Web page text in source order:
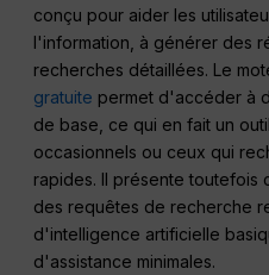
conçu pour aider les
l'information, à générer des
recherches détaillées. Le
gratuite permet d'accéder à
de base, ce qui en fait un
occasionnels ou ceux qui
rapides. Il présente toutefois
des requêtes de recherche
d'intelligence artificielle
d'assistance minimales.